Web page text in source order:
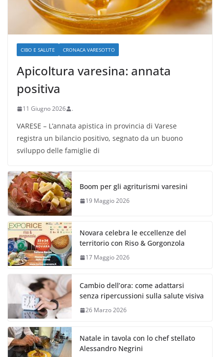
CIBO E SALUTE CRONACA VARESOTTO
Apicoltura varesina: annata
positiva
11 Giugno 2026 .
VARESE – L’annata apistica in provincia di Varese
registra un bilancio positivo, segnato da un buono
sviluppo delle famiglie di
Boom per gli agriturismi varesini
19 Maggio 2026
Novara celebra le eccellenze del
territorio con Riso & Gorgonzola
17 Maggio 2026
Cambio dell’ora: come adattarsi
senza ripercussioni sulla salute visiva
26 Marzo 2026
Natale in tavola con lo chef stellato
Alessandro Negrini